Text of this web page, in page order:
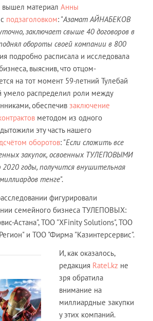
вышел материал Анны
с подзаголовком: "Азамат АЙНАБЕКОВ
заключает свыше 40 договоров в
обороты своей компании в 800
подробно расписала и исследовала
выяснив, что отцом-
на тот момент 59-летний Тулебай
распределил роли между
обеспечив заключение
методом из одного
эту часть нашего
оборотов: "Если сложить все
закупок, освоенных ТУЛЕПОВЫМИ
2020 годы, получится внушительная
тенге".
фигурировали
семейного бизнеса ТУЛЕПОВЫХ:
Астана", ТОО "XFinity Solutions", ТОО
и ТОО "Фирма "Казинтерсервис".
И, как оказалось,
редакция Ratel.kz не
зря обратила
внимание на
миллиардные закупки
у этих компаний.